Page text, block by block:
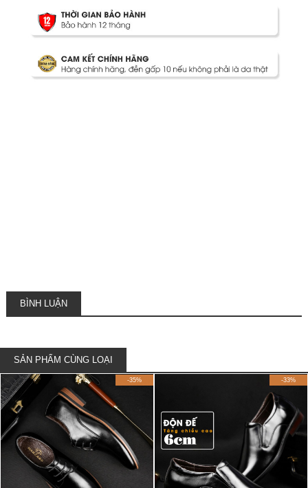
BÌNH LUẬN
SẢN PHẨM CÙNG LOẠI
-35% -33%